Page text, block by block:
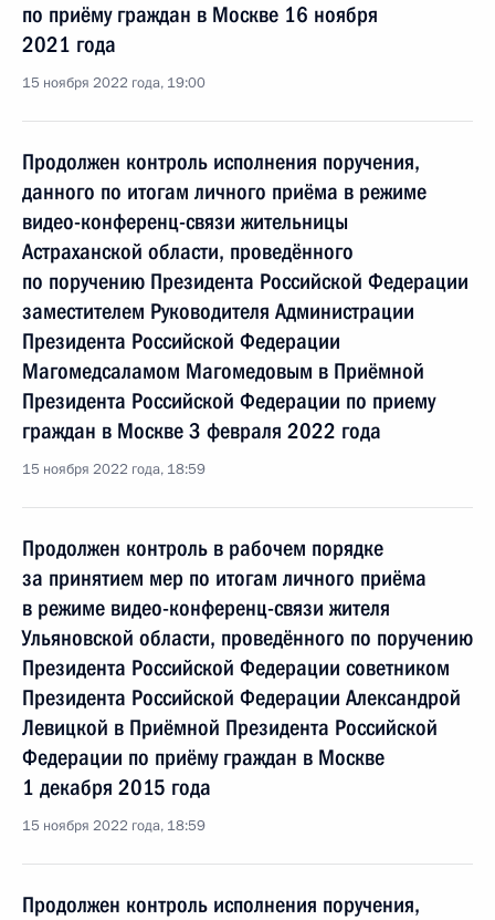
по приёму граждан в Москве 16 ноября
2021 года
15 ноября 2022 года, 19:00
Продолжен контроль исполнения поручения,
данного по итогам личного приёма в режиме
видео-конференц-связи жительницы
Астраханской области, проведённого
по поручению Президента Российской Федерации
заместителем Руководителя Администрации
Президента Российской Федерации
Магомедсаламом Магомедовым в Приёмной
Президента Российской Федерации по приему
граждан в Москве 3 февраля 2022 года
15 ноября 2022 года, 18:59
Продолжен контроль в рабочем порядке
за принятием мер по итогам личного приёма
в режиме видео-конференц-связи жителя
Ульяновской области, проведённого по поручению
Президента Российской Федерации советником
Президента Российской Федерации Александрой
Левицкой в Приёмной Президента Российской
Федерации по приёму граждан в Москве
1 декабря 2015 года
15 ноября 2022 года, 18:59
Продолжен контроль исполнения поручения,